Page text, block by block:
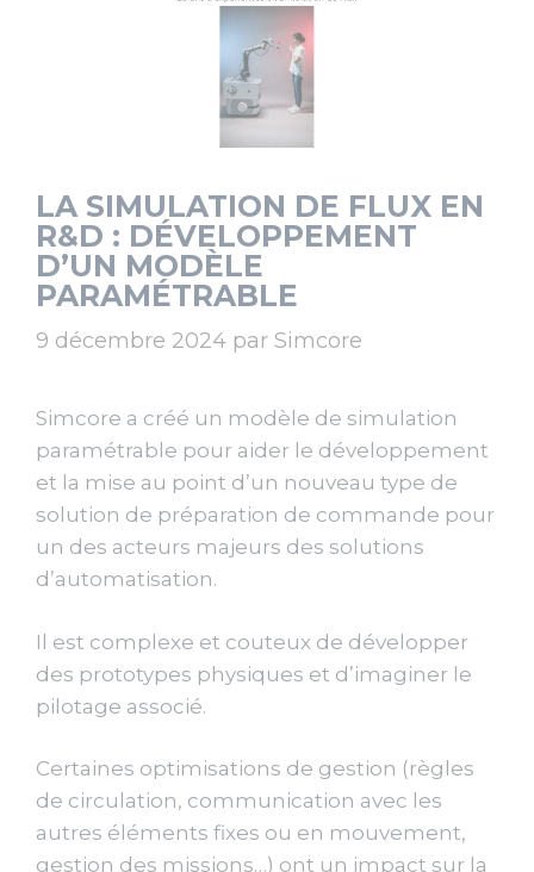
LA SIMULATION DE FLUX EN
R&D : DÉVELOPPEMENT
D’UN MODÈLE
PARAMÉTRABLE
9 décembre 2024 par Simcore
Simcore a créé un modèle de simulation
paramétrable pour aider le développement
et la mise au point d’un nouveau type de
solution de préparation de commande pour
un des acteurs majeurs des solutions
d’automatisation.
Il est complexe et couteux de développer
des prototypes physiques et d’imaginer le
pilotage associé.
Certaines optimisations de gestion (règles
de circulation, communication avec les
autres éléments fixes ou en mouvement,
gestion des missions…) ont un impact sur la